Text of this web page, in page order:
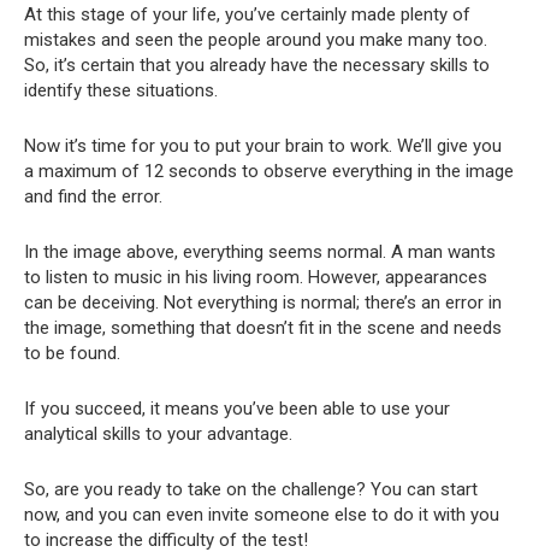
At this stage of your life, you’ve certainly made plenty of
mistakes and seen the people around you make many too.
So, it’s certain that you already have the necessary skills to
identify these situations.
Now it’s time for you to put your brain to work. We’ll give you
a maximum of 12 seconds to observe everything in the image
and find the error.
In the image above, everything seems normal. A man wants
to listen to music in his living room. However, appearances
can be deceiving. Not everything is normal; there’s an error in
the image, something that doesn’t fit in the scene and needs
to be found.
If you succeed, it means you’ve been able to use your
analytical skills to your advantage.
So, are you ready to take on the challenge? You can start
now, and you can even invite someone else to do it with you
to increase the difficulty of the test!